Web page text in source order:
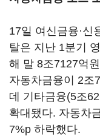
17일 여신금융·신
탈은 지난 1분기
해 말 8조7127억
자동차금융이 2조
데 기타금융(5조
확대됐다. 자동차
7%p 하락했다.